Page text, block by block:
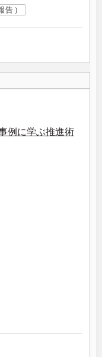
告）
例に学ぶ推進術